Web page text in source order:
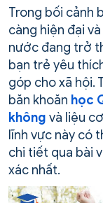
Trong bối cảnh
càng hiện đại
nước đang trở
bạn trẻ yêu
góp cho xã hội.
băn khoăn học
không và liệu
lĩnh vực này có
chi tiết qua bài
xác nhất.